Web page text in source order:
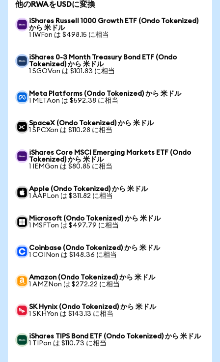
他のRWAをUSDに変換
iShares Russell 1000 Growth ETF (Ondo Tokenized)
から 米ドル
1 IWFon は $498.15 に相当
iShares 0-3 Month Treasury Bond ETF (Ondo
Tokenized) から 米ドル
1 SGOVon は $101.83 に相当
Meta Platforms (Ondo Tokenized) から 米ドル
1 METAon は $592.38 に相当
SpaceX (Ondo Tokenized) から 米ドル
1 SPCXon は $110.28 に相当
iShares Core MSCI Emerging Markets ETF (Ondo
Tokenized) から 米ドル
1 IEMGon は $80.85 に相当
Apple (Ondo Tokenized) から 米ドル
1 AAPLon は $311.82 に相当
Microsoft (Ondo Tokenized) から 米ドル
1 MSFTon は $497.79 に相当
Coinbase (Ondo Tokenized) から 米ドル
1 COINon は $148.36 に相当
Amazon (Ondo Tokenized) から 米ドル
1 AMZNon は $272.22 に相当
SK Hynix (Ondo Tokenized) から 米ドル
1 SKHYon は $143.13 に相当
iShares TIPS Bond ETF (Ondo Tokenized) から 米ドル
1 TIPon は $110.73 に相当